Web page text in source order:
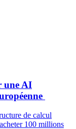
une AI
de calcul
100 millions